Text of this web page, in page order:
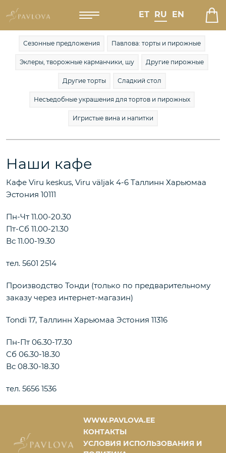
ET RU EN
Сезонные предложения Павлова: торты и пирожные
Эклеры, творожные карманчики, шу Другие пирожные
Другие торты Сладкий стол
Несъедобные украшения для тортов и пирожных
Игристые вина и напитки
Наши кафе
Кафе Viru keskus, Viru väljak 4-6 Таллинн Харьюмаа
Эстония 10111
Пн-Чт 11.00-20.30
Пт-Сб 11.00-21.30
Вс 11.00-19.30
тел. 5601 2514
Производство Тонди (только по предварительному
заказу через интернет-магазин)
Tondi 17, Таллинн Харьюмаа Эстония 11316
Пн-Пт 06.30-17.30
Сб 06.30-18.30
Вс 08.30-18.30
тел. 5656 1536
WWW.PAVLOVA.EE
КОНТАКТЫ
УСЛОВИЯ ИСПОЛЬЗОВАНИЯ И